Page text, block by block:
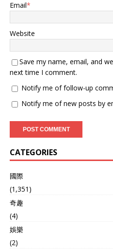
Email*
Website
Save my name, email, and
next time I comment.
Notify me of follow-up
Notify me of new posts by
CATEGORIES
國際
(1,351)
奇趣
(4)
娛樂
(2)